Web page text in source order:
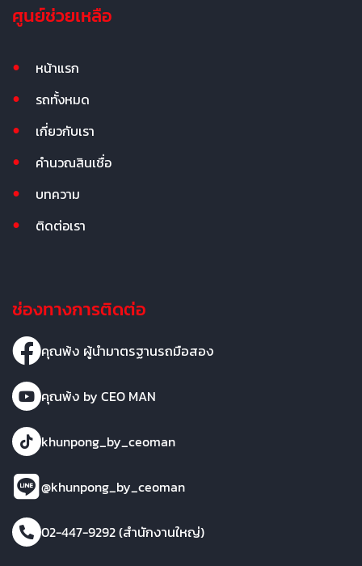
ศูนย์ช่วยเหลือ
หน้าแรก
รถทั้งหมด
เกี่ยวกับเรา
คำนวณสินเชื่อ
บทความ
ติดต่อเรา
ช่องทางการติดต่อ
คุณพ้ง ผู้นำมาตรฐานรถมือสอง
คุณพ้ง by CEO MAN
khunpong_by_ceoman
@khunpong_by_ceoman
02-447-9292 (สำนักงานใหญ่)